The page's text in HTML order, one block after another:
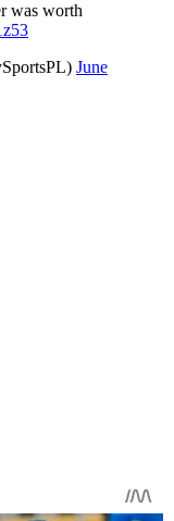
was worth
June